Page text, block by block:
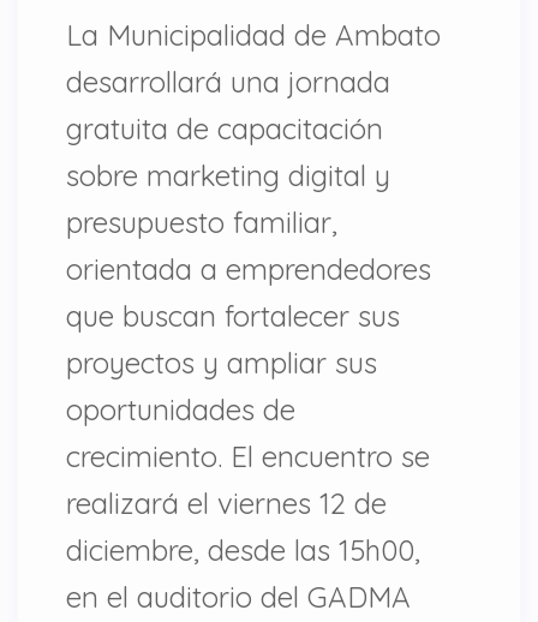
La Municipalidad de Ambato
desarrollará una jornada
gratuita de capacitación
sobre marketing digital y
presupuesto familiar,
orientada a emprendedores
que buscan fortalecer sus
proyectos y ampliar sus
oportunidades de
crecimiento. El encuentro se
realizará el viernes 12 de
diciembre, desde las 15h00,
en el auditorio del GADMA